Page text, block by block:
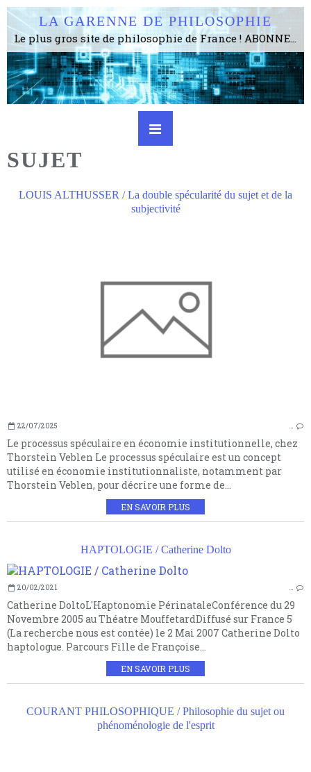
LA GARENNE DE PHILOSOPHIE
Le plus gros site de philosophie de France ! ABONNEZ-VOUS ! 4115 Articles, 1634 abonné·e·s, depuis 2006 . . . . . . . . 2 852 214 pages vues jusqu'à présent. Prestance et être apte à un plus grand nombre de choses.
SUJET
LOUIS ALTHUSSER / La double spécularité du sujet et de la
subjectivité
22/07/2025 …
Le processus spéculaire en économie institutionnelle, chez
Thorstein Veblen Le processus spéculaire est un concept
utilisé en économie institutionnaliste, notamment par
Thorstein Veblen, pour décrire une forme de...
EN SAVOIR PLUS
HAPTOLOGIE / Catherine Dolto
20/02/2021 …
Catherine DoltoL'Haptonomie PérinataleConférence du 29
Novembre 2005 au Théatre MouffetardDiffusé sur France 5
(La recherche nous est contée) le 2 Mai 2007 Catherine Dolto
haptologue. Parcours Fille de Françoise...
EN SAVOIR PLUS
COURANT PHILOSOPHIQUE / Philosophie du sujet ou
phénoménologie de l'esprit